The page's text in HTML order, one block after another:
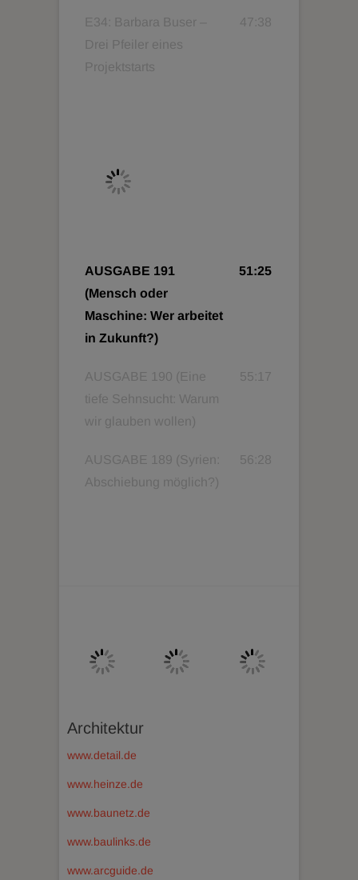
E34: Barbara Buser –
Drei Pfeiler eines
Projektstarts
47:38
AUSGABE 191
(Mensch oder
Maschine: Wer arbeitet
in Zukunft?)
51:25
AUSGABE 190 (Eine
tiefe Sehnsucht: Warum
wir glauben wollen)
55:17
AUSGABE 189 (Syrien:
Abschiebung möglich?)
56:28
Architektur
www.detail.de
www.heinze.de
www.baunetz.de
www.baulinks.de
www.arcguide.de